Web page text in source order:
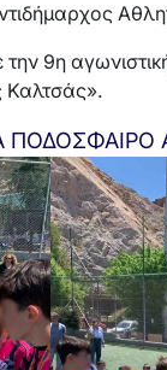
την 9η
Καλτσάς».